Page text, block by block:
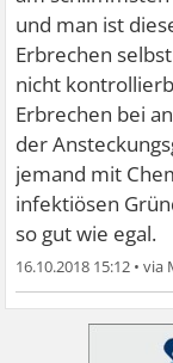
und man ist
Erbrechen
nicht
Erbrechen bei
der
jemand mit
infektiösen
so gut wie egal.
16.10.2018 15:12 •